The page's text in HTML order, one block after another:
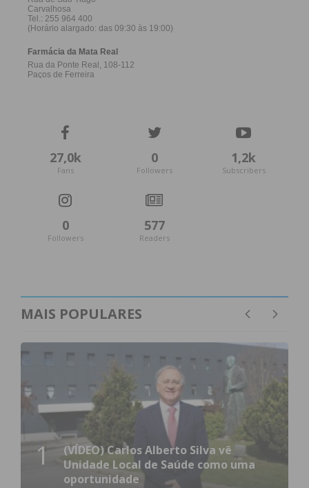
27,0k
Fans
0
Followers
1,2k
Subscribers
0
Followers
577
Readers
MAIS POPULARES
1
(VÍDEO) Carlos Alberto Silva vê
Unidade Local de Saúde como uma
oportunidade